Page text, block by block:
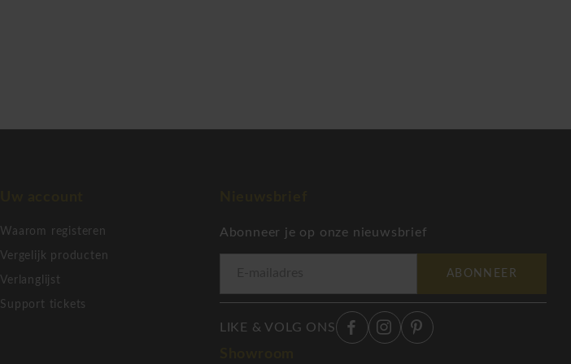
Waarom registeren
Vergelijk producten
Verlanglijst
Support tickets
Abonneer je op onze nieuwsbrief
ABONNEER
LIKE & VOLG ONS